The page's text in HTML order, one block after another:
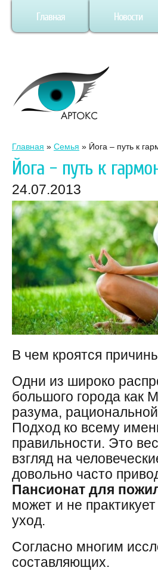
Главная Новости
Главная » Семья » Йога – путь к
Йога – путь к
24.07.2013
В чем кроятся
Одни из широко
большого города как
разума,
Подход ко всему
правильности. Это
взгляд на
довольно часто
Пансионат для
может и не
уход.
Согласно многим
составляющих.